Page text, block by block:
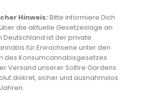
Hinweis: Bitte informiere Dich
die aktuelle Gesetzeslage an
Deutschland ist der private
für Erwachsene unter den
des Konsumcannabisgesetzes
Versand unserer Solfire Gardens
diskret, sicher und ausnahmslos